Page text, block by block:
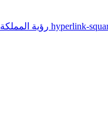
رؤية المملكة 2030